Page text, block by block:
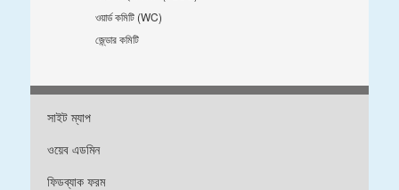
ওয়ার্ড কমিটি (WC)
জে্ন্ডার কমিটি
সাইট ম্যাপ
ওয়েব এডমিন
ফিডব্যাক ফরম